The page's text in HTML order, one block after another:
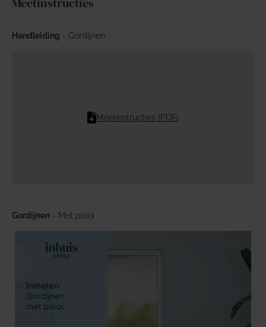
Handleiding - Gordijnen
Meetinstructies (PDF)
Gordijnen - Met plooi